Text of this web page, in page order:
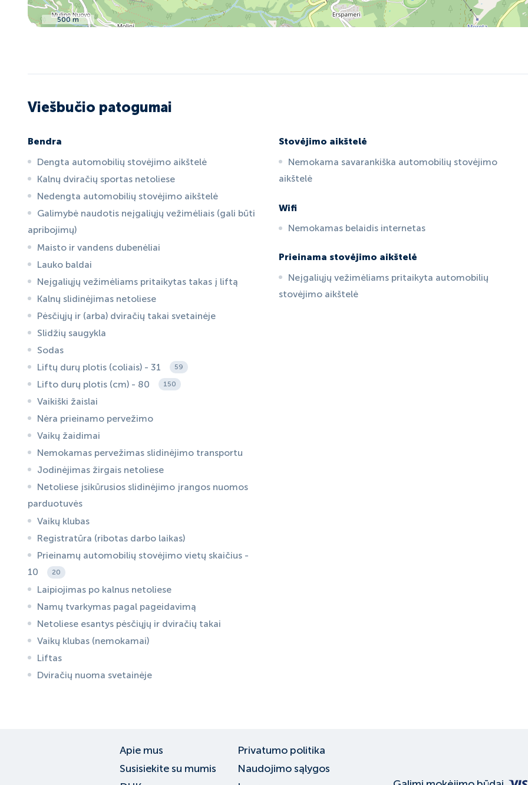
500 m
Viešbučio patogumai
Bendra
Dengta automobilių stovėjimo aikštelė
Kalnų dviračių sportas netoliese
Nedengta automobilių stovėjimo aikštelė
Galimybė naudotis neįgaliųjų vežimėliais (gali būti
apribojimų)
Maisto ir vandens dubenėliai
Lauko baldai
Neįgaliųjų vežimėliams pritaikytas takas į liftą
Kalnų slidinėjimas netoliese
Pėsčiųjų ir (arba) dviračių takai svetainėje
Slidžių saugykla
Sodas
Liftų durų plotis (coliais) - 31
59
Lifto durų plotis (cm) - 80 150
Vaikiški žaislai
Nėra prieinamo pervežimo
Vaikų žaidimai
Nemokamas pervežimas slidinėjimo transportu
Jodinėjimas žirgais netoliese
Netoliese įsikūrusios slidinėjimo įrangos nuomos
parduotuvės
Vaikų klubas
Registratūra (ribotas darbo laikas)
Prieinamų automobilių stovėjimo vietų skaičius -
10
20
Laipiojimas po kalnus netoliese
Namų tvarkymas pagal pageidavimą
Netoliese esantys pėsčiųjų ir dviračių takai
Vaikų klubas (nemokamai)
Liftas
Dviračių nuoma svetainėje
Stovėjimo aikštelė
Nemokama savarankiška automobilių stovėjimo
aikštelė
Wifi
Nemokamas belaidis internetas
Prieinama stovėjimo aikštelė
Neįgaliųjų vežimėliams pritaikyta automobilių
stovėjimo aikštelė
Apie mus
Susisiekite su mumis
Privatumo politika
Naudojimo sąlygos